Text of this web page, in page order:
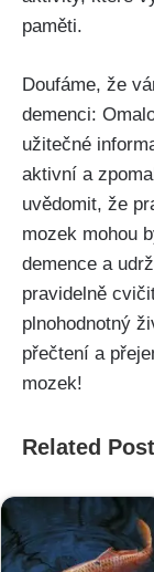
paměti.
Doufáme, že
demenci:
užitečné
aktivní a
uvědomit, že
mozek mohou
demence a
pravidelně
plnohodnotný
přečtení a
mozek!
Related